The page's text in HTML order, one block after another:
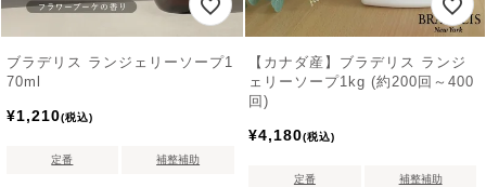
ブラデリス ランジェリーソープ1
70ml
¥1,210 税込
定番 補整補助
【カナダ産】ブラデリス ランジ
ェリーソープ1kg (約200回～400
回)
¥4,180 税込
定番 補整補助